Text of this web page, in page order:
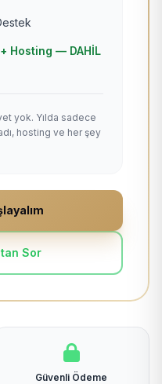
Hosting — DAHİL
yok. Yılda sadece
hosting ve her şey
Sor
Güvenli Ödeme